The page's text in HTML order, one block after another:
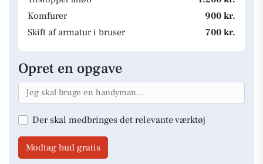
Komfurer
900 kr.
Skift af armatur i bruser
700 kr.
Opret en opgave
Der skal medbringes det relevante værktøj
Modtag bud gratis